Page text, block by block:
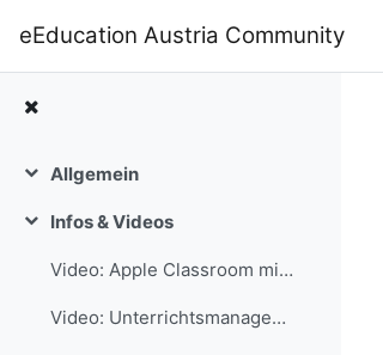
eEducation Austria Community
Einklappen
Allgemein
Einklappen
Infos & Videos
Video: Apple Classroom mit Ingo Stein
Video: Unterrichtsmanagement mit der Classroom App